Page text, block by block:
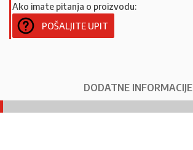
Ako imate pitanja o proizvodu:
POŠALJITE UPIT
DODATNE INFORMACIJE